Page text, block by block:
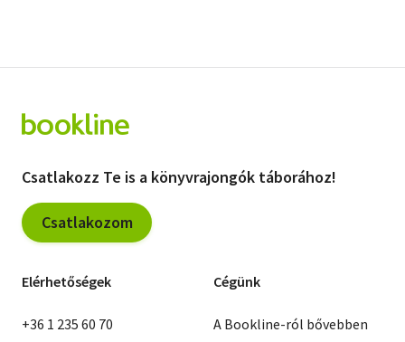
Csatlakozz Te is a könyvrajongók táborához!
Csatlakozom
Elérhetőségek
+36 1 235 60 70
Cégünk
A Bookline-ról bővebben